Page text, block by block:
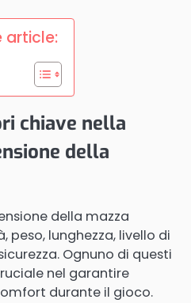
article:
chiave nella
della
della mazza
peso, lunghezza, livello di
Ognuno di questi
nel garantire
durante il gioco.